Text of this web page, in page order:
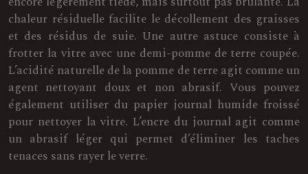
chaleur résiduelle facilite le décollement des graisses
et des résidus de suie. Une autre astuce consiste à
frotter la vitre avec une demi-pomme de terre coupée.
L’acidité naturelle de la pomme de terre agit comme un
agent nettoyant doux et non abrasif. Vous pouvez
également utiliser du papier journal humide froissé
pour nettoyer la vitre. L’encre du journal agit comme
un abrasif léger qui permet d’éliminer les taches
tenaces sans rayer le verre.